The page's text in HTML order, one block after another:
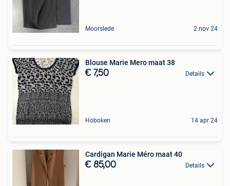
Moorslede 2 nov 24
Blouse Marie Mero maat 38
€ 7,50 Details
Hoboken 14 apr 24
Cardigan Marie Méro maat 40
€ 85,00 Details